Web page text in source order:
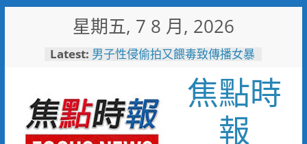
星期五, 7 8 月, 2026
Latest: 男子性侵偷拍又餵毒致傳播女暴
每周抽籤展示AI神隊友！ 敏實
科大全面邁向AI Agent大學新里
程
「路不是你的」！騎士大鬧城鎮
韌性演習 前鎮警鐵腕攔停送辦
焦點時
報